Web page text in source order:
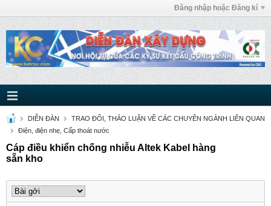
Đăng nhập hoặc Đăng kí
DIỄN ĐÀN
TRAO ĐỔI, THẢO LUẬN VỀ CÁC CHUYÊN NGÀNH LIÊN QUAN
Điện, điện nhẹ, Cấp thoát nước
Cáp điều khiển chống nhiễu Altek Kabel hàng
sẵn kho